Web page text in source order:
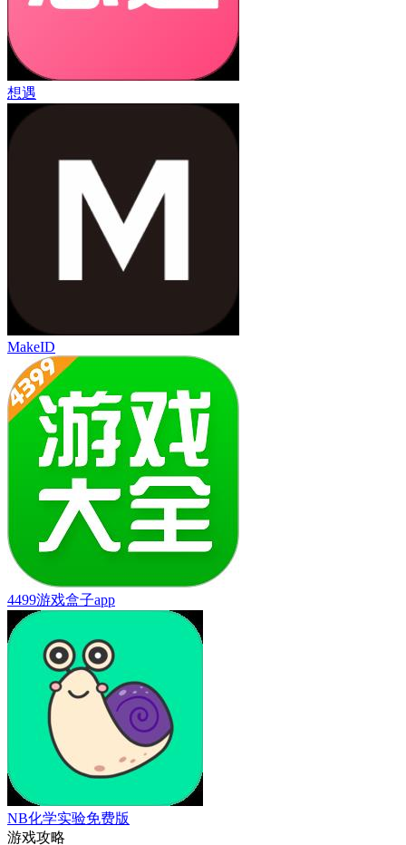
想遇
MakeID
4499游戏盒子app
NB化学实验免费版
游戏攻略